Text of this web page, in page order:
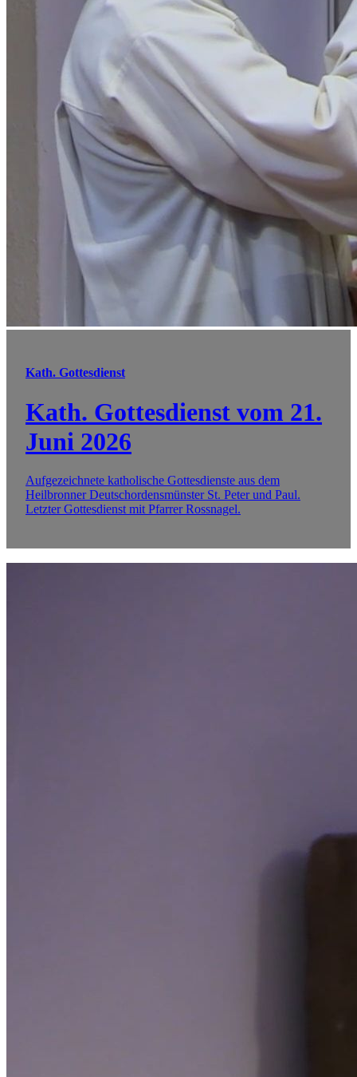
Kath. Gottesdienst
Kath. Gottesdienst vom 21.
Juni 2026
Aufgezeichnete katholische Gottesdienste aus dem
Heilbronner Deutschordensmünster St. Peter und Paul.
Letzter Gottesdienst mit Pfarrer Rossnagel.